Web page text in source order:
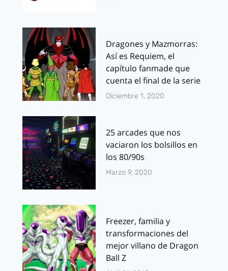
Dragones y Mazmorras:
Así es Requiem, el
capítulo fanmade que
cuenta el final de la serie
Diciembre 1, 2020
25 arcades que nos
vaciaron los bolsillos en
los 80/90s
Marzo 9, 2020
Freezer, familia y
transformaciones del
mejor villano de Dragon
Ball Z